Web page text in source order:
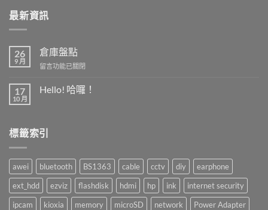
最新資訊
26
9 月
倉庫盤點
在
庫
留言功能已關閉
17
10 月
Hello! 哈囉！
中
標籤索引
awei bluetooth BS1363 cable cctv diy
earphone
ext_hdd
ezviz flashdisk hdmi hp ink
internet security
ipcam
kioxia memory microSD network
Power Adapter